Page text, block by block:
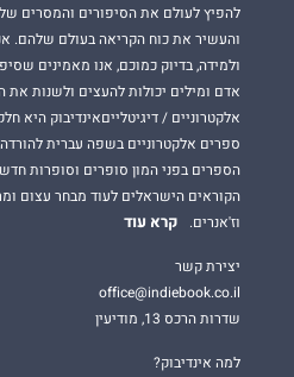
להפיץ לעולם את הסיפורים והמסרים
והעשיר את כוח הקריאה בעולם שלהם.
ולמידה, בדיוק כמוכם, אנו מאמינים
אדם ומילים יכולות להעצים ולשנות
אלקטרוניים / דיגיטלייםאינדיבוק היא
ספרים אלקטרוניים בשפה עברית
הספרים בפני המון סופרים וסופרות
הקוראים הישראלים לעוד מבחר עצום
וז'אנרים.
קרא עוד
יצירת קשר
office@indiebook.co.il
שדרות הרכס 13, מודיעין
למה אינדיבוק?